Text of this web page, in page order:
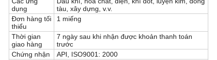
dụng
tàu, xây dựng, v.v.
Đơn hàng tối
thiểu
1 miếng
Thời gian
giao hàng
7 ngày sau khi nhận được khoản thanh toán
trước
Chứng nhận
API, ISO9001: 2000